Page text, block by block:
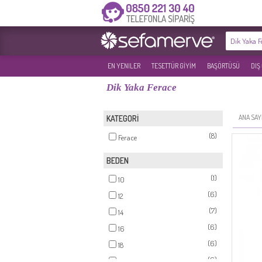
EN YENILER TESETTÜR GİYİM BAŞÖRTÜSÜ DIŞ
Dik Yaka Ferace
KATEGORİ
Ferace (8)
BEDEN
10
(1)
12
(6)
14
(7)
16
(6)
18
(6)
(6)
ANA